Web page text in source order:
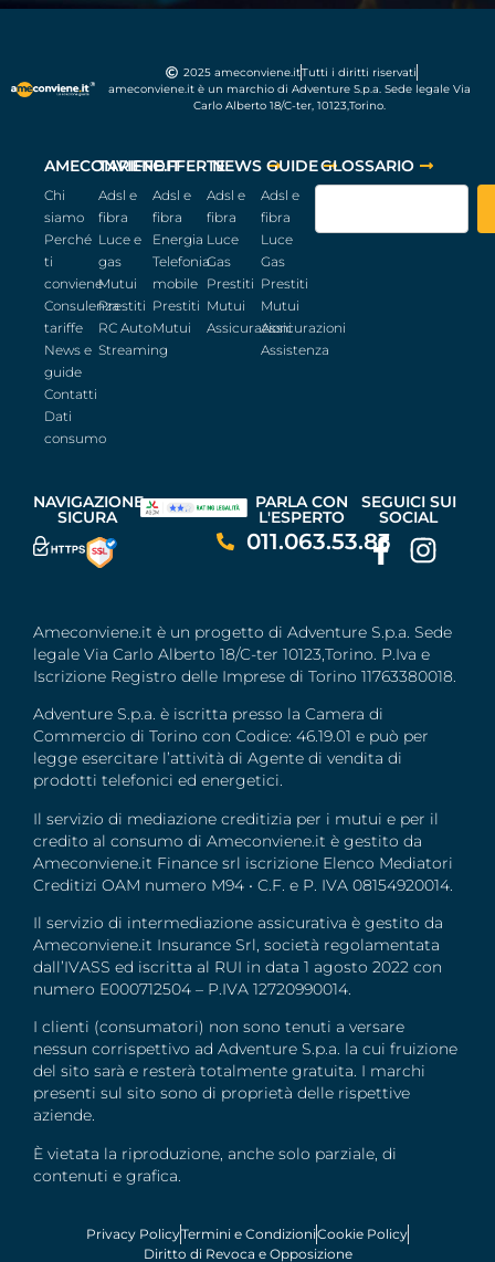
2025 ameconviene.itTutti i diritti riservati
ameconviene.it è un marchio di Adventure S.p.a. Sede legale Via
Carlo Alberto 18/C-ter, 10123,Torino.
AMECONVIENE.IT
Chi
siamo
Perché
ti
conviene
Consulenza
tariffe
News e
guide
Contatti
Dati
consumo
TARIFFE
Adsl e
fibra
Luce e
gas
Mutui
Prestiti
RC Auto
Streaming
OFFERTE
Adsl e
fibra
Energia
Telefonia
mobile
Prestiti
Mutui
NEWS
Adsl e
fibra
Luce
Gas
Prestiti
Mutui
Assicurazioni
GUIDE
Adsl e
fibra
Luce
Gas
Prestiti
Mutui
Assicurazioni
Assistenza
GLOSSARIO
NAVIGAZIONE
SICURA
PARLA CON
L'ESPERTO
011.063.53.83
SEGUICI SUI
SOCIAL
Ameconviene.it è un progetto di Adventure S.p.a. Sede
legale Via Carlo Alberto 18/C-ter 10123,Torino. P.Iva e
Iscrizione Registro delle Imprese di Torino 11763380018.
Adventure S.p.a. è iscritta presso la Camera di
Commercio di Torino con Codice: 46.19.01 e può per
legge esercitare l’attività di Agente di vendita di
prodotti telefonici ed energetici.
Il servizio di mediazione creditizia per i mutui e per il
credito al consumo di Ameconviene.it è gestito da
Ameconviene.it Finance srl iscrizione Elenco Mediatori
Creditizi OAM numero M94 • C.F. e P. IVA 08154920014.
Il servizio di intermediazione assicurativa è gestito da
Ameconviene.it Insurance Srl, società regolamentata
dall’IVASS ed iscritta al RUI in data 1 agosto 2022 con
numero E000712504 – P.IVA 12720990014.
I clienti (consumatori) non sono tenuti a versare
nessun corrispettivo ad Adventure S.p.a. la cui fruizione
del sito sarà e resterà totalmente gratuita. I marchi
presenti sul sito sono di proprietà delle rispettive
aziende.
È vietata la riproduzione, anche solo parziale, di
contenuti e grafica.
Privacy PolicyTermini e CondizioniCookie Policy
Diritto di Revoca e Opposizione